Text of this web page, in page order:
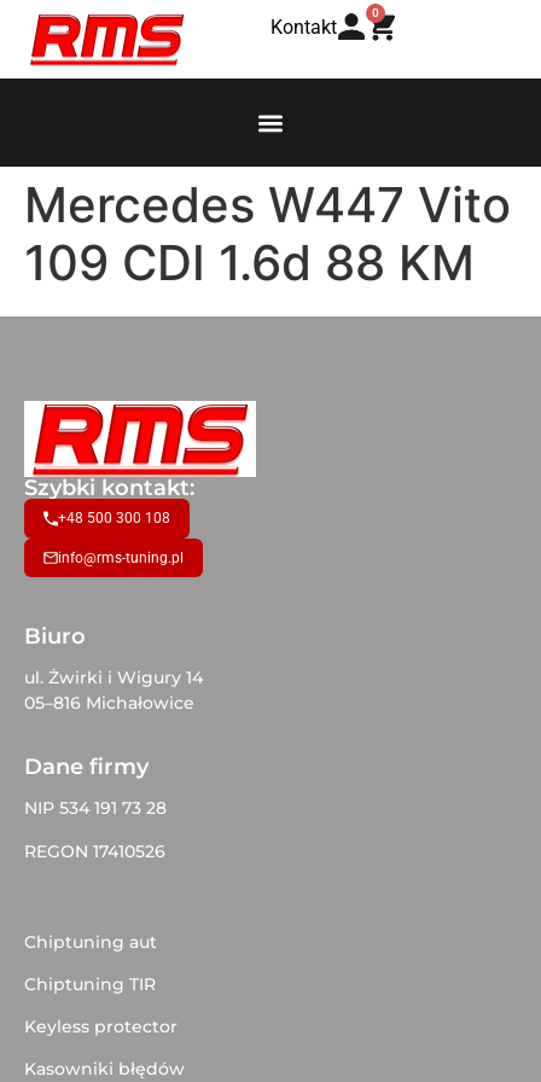
Kontakt
0
Mercedes W447 Vito
109 CDI 1.6d 88 KM
Szybki kontakt:
+48 500 300 108
info@rms-tuning.pl
Biuro
ul. Żwirki i Wigury 14
05–816 Michałowice
Dane firmy
NIP 534 191 73 28
REGON 17410526
Chiptuning aut
Chiptuning TIR
Keyless protector
Kasowniki błędów